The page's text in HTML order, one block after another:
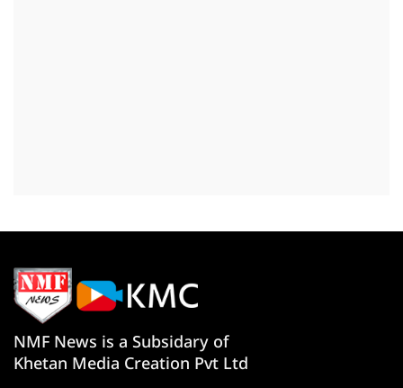
NMF News is a Subsidary of
Khetan Media Creation Pvt Ltd